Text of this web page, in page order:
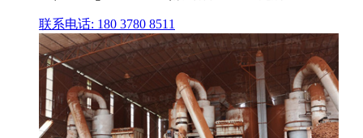
联系电话: 180 3780 8511